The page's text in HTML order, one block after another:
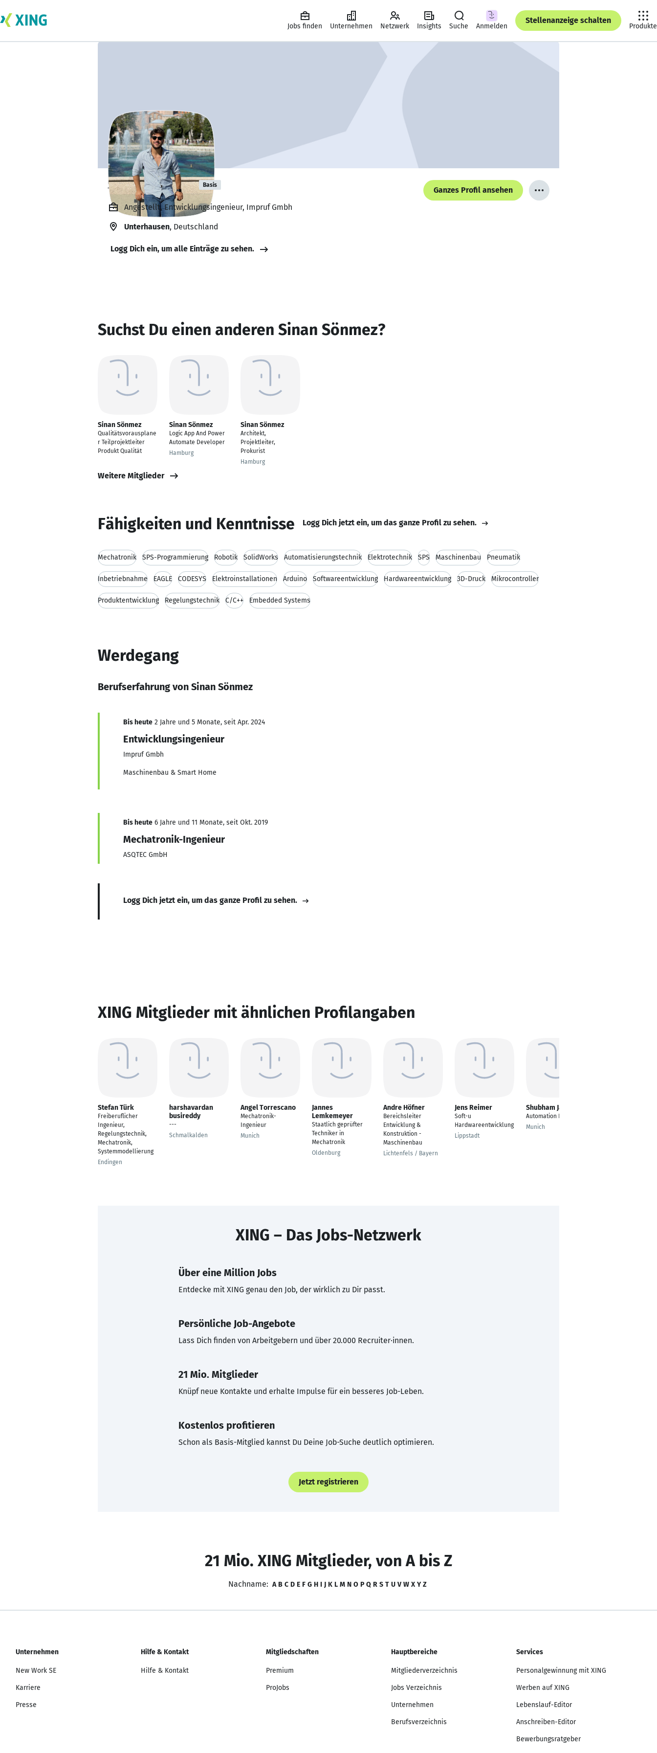
Jobs finden Unternehmen Netzwerk Insights Suche Anmelden
Stellenanzeige schalten
Produkte
Sinan Sönmez Basis
Ganzes Profil ansehen
Angestellt, Entwicklungsingenieur, Impruf Gmbh
Unterhausen, Deutschland
Logg Dich ein, um alle Einträge zu sehen.
Suchst Du einen anderen Sinan Sönmez?
Sinan Sönmez
Qualitätsvorausplane
r Teilprojektleiter
Produkt Qualität
Sinan Sönmez
Logic App And Power
Automate Developer
Hamburg
Sinan Sönmez
Architekt,
Projektleiter,
Prokurist
Hamburg
Weitere Mitglieder
Fähigkeiten und Kenntnisse Logg Dich jetzt ein, um das ganze Profil zu sehen.
Mechatronik SPS-Programmierung Robotik SolidWorks Automatisierungstechnik Elektrotechnik SPS Maschinenbau Pneumatik
Inbetriebnahme EAGLE CODESYS Elektroinstallationen Arduino Softwareentwicklung Hardwareentwicklung 3D-Druck Mikrocontroller
Produktentwicklung Regelungstechnik C/C++ Embedded Systems
Werdegang
Berufserfahrung von Sinan Sönmez
Bis heute 2 Jahre und 5 Monate, seit Apr. 2024
Entwicklungsingenieur
Impruf Gmbh
Maschinenbau & Smart Home
Bis heute 6 Jahre und 11 Monate, seit Okt. 2019
Mechatronik-Ingenieur
ASQTEC GmbH
Logg Dich jetzt ein, um das ganze Profil zu sehen.
XING Mitglieder mit ähnlichen Profilangaben
Stefan Türk
Freiberuflicher
Ingenieur,
Regelungstechnik,
Mechatronik,
Systemmodellierung
Endingen
harshavardan
busireddy
---
Schmalkalden
Angel Torrescano
Mechatronik-
Ingenieur
Munich
Jannes
Lemkemeyer
Staatlich geprüfter
Techniker in
Mechatronik
Oldenburg
Andre Höfner
Bereichsleiter
Entwicklung &
Konstruktion -
Maschinenbau
Lichtenfels / Bayern
Jens Reimer
Soft-u
Hardwareentwicklung
Lippstadt
Shubham Jadhav
Automation Engineer
Munich
XING – Das Jobs-Netzwerk
Über eine Million Jobs
Entdecke mit XING genau den Job, der wirklich zu Dir passt.
Persönliche Job-Angebote
Lass Dich finden von Arbeitgebern und über 20.000 Recruiter·innen.
21 Mio. Mitglieder
Knüpf neue Kontakte und erhalte Impulse für ein besseres Job-Leben.
Kostenlos profitieren
Schon als Basis-Mitglied kannst Du Deine Job-Suche deutlich optimieren.
Jetzt registrieren
21 Mio. XING Mitglieder, von A bis Z
Nachname: A B C D E F G H I J K L M N O P Q R S T U V W X Y Z
Unternehmen
New Work SE
Karriere
Presse
Hilfe & Kontakt
Hilfe & Kontakt
Mitgliedschaften
Premium
ProJobs
Hauptbereiche
Mitgliederverzeichnis
Jobs Verzeichnis
Unternehmen
Berufsverzeichnis
Services
Personalgewinnung mit XING
Werben auf XING
Lebenslauf-Editor
Anschreiben-Editor
Bewerbungsratgeber